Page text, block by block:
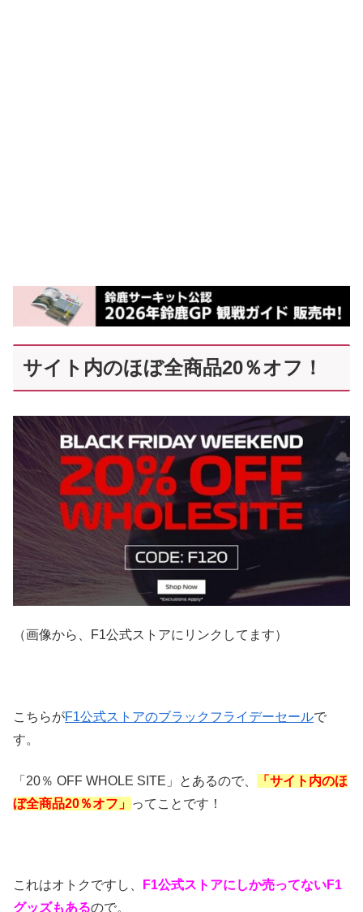
サイト内のほぼ全商品20％オフ！
（画像から、F1公式ストアにリンクしてます）
こちらがF1公式ストアのブラックフライデーセールで
す。
「20％ OFF WHOLE SITE」とあるので、
「サイト内のほ
ぼ全商品20％オフ」 ってことです！
これはオトクですし、
F1公式ストアにしか売ってないF1
グッズもあるので。